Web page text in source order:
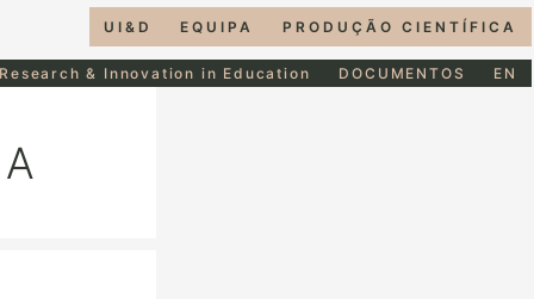
UI&D EQUIPA PRODUÇÃO CIENTÍFICA
& Innovation in Education DOCUMENTOS EN